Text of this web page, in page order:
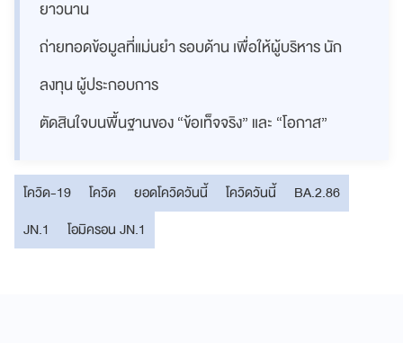
ยาวนาน
ถ่ายทอดข้อมูลที่แม่นยำ รอบด้าน เพื่อให้ผู้บริหาร นัก
ลงทุน ผู้ประกอบการ
ตัดสินใจบนพื้นฐานของ “ข้อเท็จจริง” และ “โอกาส”
โควิด-19 โควิด ยอดโควิดวันนี้ โควิดวันนี้
BA.2.86
JN.1
โอมิครอน JN.1